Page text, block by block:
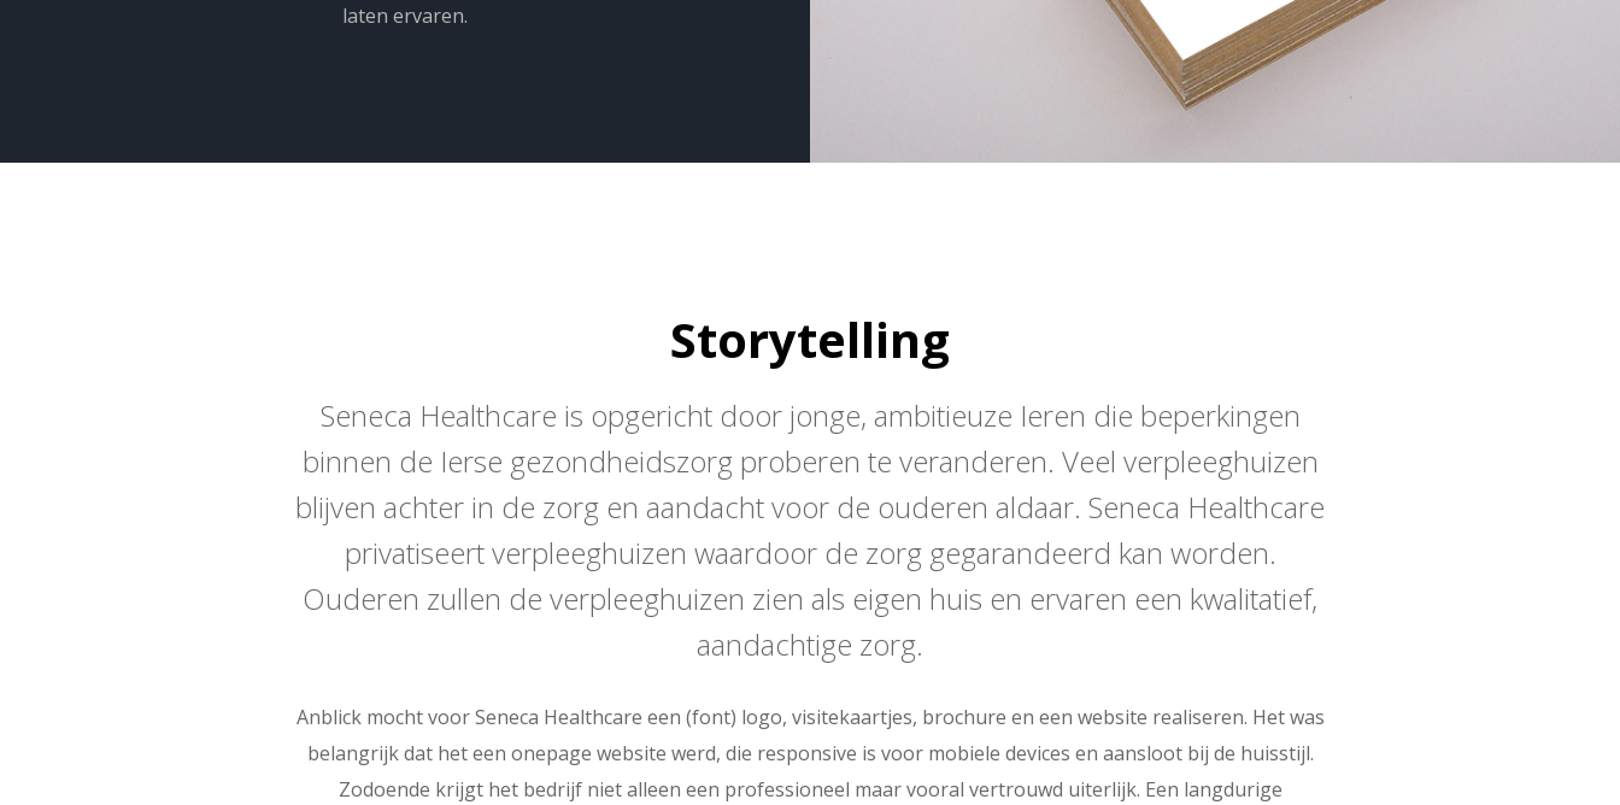
laten ervaren.
Storytelling
Seneca Healthcare is opgericht door jonge, ambitieuze Ieren die beperkingen
binnen de Ierse gezondheidszorg proberen te veranderen. Veel verpleeghuizen
blijven achter in de zorg en aandacht voor de ouderen aldaar. Seneca Healthcare
privatiseert verpleeghuizen waardoor de zorg gegarandeerd kan worden.
Ouderen zullen de verpleeghuizen zien als eigen huis en ervaren een kwalitatief,
aandachtige zorg.
Anblick mocht voor Seneca Healthcare een (font) logo, visitekaartjes, brochure en een website realiseren. Het was
belangrijk dat het een onepage website werd, die responsive is voor mobiele devices en aansloot bij de huisstijl.
Zodoende krijgt het bedrijf niet alleen een professioneel maar vooral vertrouwd uiterlijk. Een langdurige